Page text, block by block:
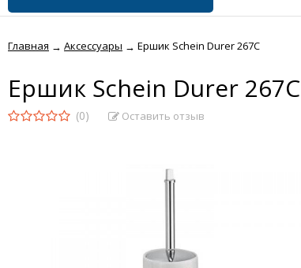
Главная → Аксессуары → Ершик Schein Durer 267C
Ершик Schein Durer 267C
(0) Оставить отзыв